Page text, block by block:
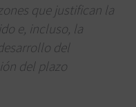
que justifican la
e, incluso, la
del
del plazo